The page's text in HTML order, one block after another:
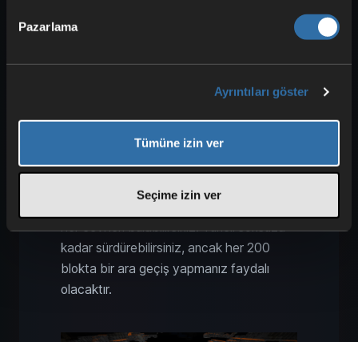
Pazarlama
Ayrıntıları göster
Tümüne izin ver
Seçime izin ver
Madencilik için en basit yöntem hala
Strip-Mining’dir. “Strip” bu noktada “Şerit”
anlamına gelir, bu yöntemin desenini temsil
eder. İstediğiniz seviyeye inin ve her iki
edin. Böylece çevrenizdeki hemen hemen
her cevheri bulabilirsiniz. Tüneli sonsuza
kadar sürdürebilirsiniz, ancak her 200
blokta bir ara geçiş yapmanız faydalı
olacaktır.